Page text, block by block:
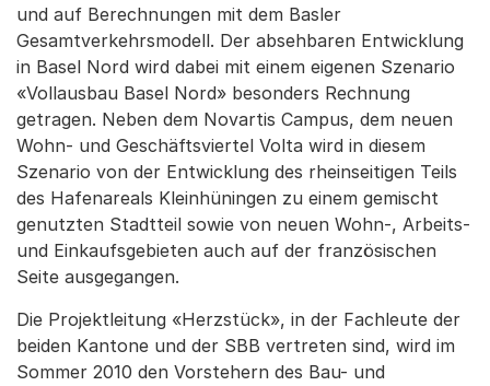
und auf Berechnungen mit dem Basler
Gesamtverkehrsmodell. Der absehbaren Entwicklung
in Basel Nord wird dabei mit einem eigenen Szenario
«Vollausbau Basel Nord» besonders Rechnung
getragen. Neben dem Novartis Campus, dem neuen
Wohn- und Geschäftsviertel Volta wird in diesem
Szenario von der Entwicklung des rheinseitigen Teils
des Hafenareals Kleinhüningen zu einem gemischt
genutzten Stadtteil sowie von neuen Wohn-, Arbeits-
und Einkaufsgebieten auch auf der französischen
Seite ausgegangen.
Die Projektleitung «Herzstück», in der Fachleute der
beiden Kantone und der SBB vertreten sind, wird im
Sommer 2010 den Vorstehern des Bau- und